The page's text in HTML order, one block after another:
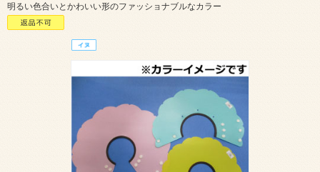
明るい色合いとかわいい形のファッショナブルなカラー